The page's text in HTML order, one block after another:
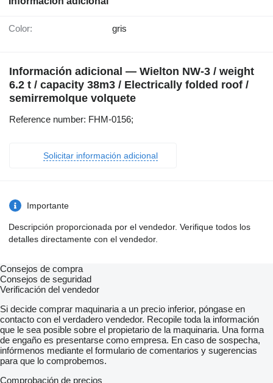
Color: gris
Información adicional — Wielton NW-3 / weight
6.2 t / capacity 38m3 / Electrically folded roof /
semirremolque volquete
Reference number: FHM-0156;
Solicitar información adicional
Importante
Descripción proporcionada por el vendedor. Verifique todos los
detalles directamente con el vendedor.
Consejos de compra
Consejos de seguridad
Verificación del vendedor
Si decide comprar maquinaria a un precio inferior, póngase en
contacto con el verdadero vendedor. Recopile toda la información
que le sea posible sobre el propietario de la maquinaria. Una forma
de engaño es presentarse como empresa. En caso de sospecha,
infórmenos mediante el formulario de comentarios y sugerencias
para que lo comprobemos.
Comprobación de precios